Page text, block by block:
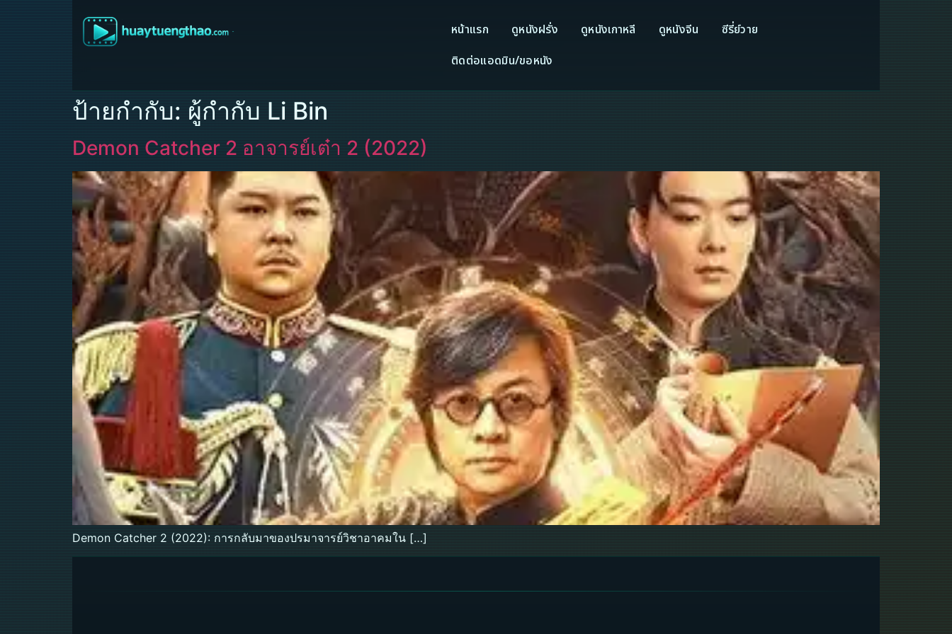
หน้าแรก ดูหนังฝรั่ง ดูหนังเกาหลี ดูหนังจีน
ซีรี่ย์วาย
ติดต่อแอดมิน/ขอหนัง
ป้ายกำกับ: ผู้กำกับ Li Bin
Demon Catcher 2 อาจารย์เต๋า 2 (2022)
Demon Catcher 2 (2022): การกลับมาของปรมาจารย์วิชาอาคมใน […]